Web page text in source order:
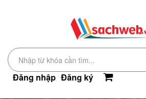
Đăng nhập Đăng ký